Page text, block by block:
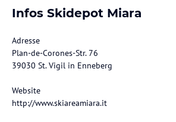
Infos Skidepot Miara
Adresse
Plan-de-Corones-Str. 76
39030 St. Vigil in Enneberg
Website
http://www.skiareamiara.it